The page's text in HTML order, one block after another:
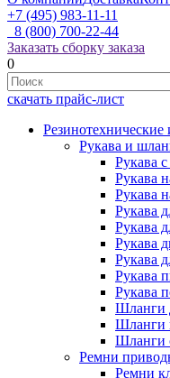
+7 (495) 983-11-11
8 (800) 700-22-44
Заказать сборку заказа
0
скачать прайс-лист
Резинотехнические
Рукава и
Рукава
Рукава
Рукава
Рукава
Рукава
Рукава
Рукава
Рукава
Рукава
Шланги
Шланги
Шланги
Ремни
Ремни